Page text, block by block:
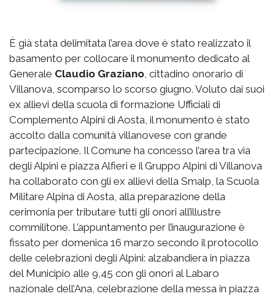
È già stata delimitata l’area dove è stato realizzato il
basamento per collocare il monumento dedicato al
Generale Claudio Graziano , cittadino onorario di
Villanova, scomparso lo scorso giugno. Voluto dai suoi
ex allievi della scuola di formazione Ufficiali di
Complemento Alpini di Aosta, il monumento è stato
accolto dalla comunità villanovese con grande
partecipazione. Il Comune ha concesso l’area tra via
degli Alpini e piazza Alfieri e il Gruppo Alpini di Villanova
ha collaborato con gli ex allievi della Smalp, la Scuola
Militare Alpina di Aosta, alla preparazione della
cerimonia per tributare tutti gli onori all’illustre
commilitone. L’appuntamento per l’inaugurazione è
fissato per domenica 16 marzo secondo il protocollo
delle celebrazioni degli Alpini: alzabandiera in piazza
del Municipio alle 9,45 con gli onori al Labaro
nazionale dell’Ana, celebrazione della messa in piazza